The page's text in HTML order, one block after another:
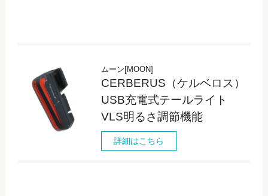
ムーン[MOON]
CERBERUS（ケルベロス）
USB充電式テールライト
VLS明るさ調節機能
詳細はこちら